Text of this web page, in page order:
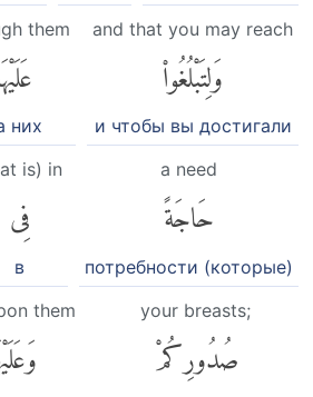
and that you may reach
وَلِتَبْلُغُوا۟
и чтобы вы достигали
them
них
a need
حَاجَةً
потребности (которые)
is) in
فِى
в
your breasts;
صُدُورِكُمْ
them